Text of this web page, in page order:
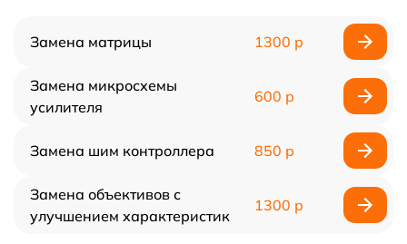
Замена матрицы 1300 р
Замена микросхемы
усилителя
600 р
Замена шим контроллера 850 р
Замена объективов с
улучшением характеристик
1300 р